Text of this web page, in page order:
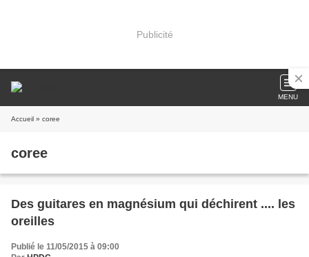
Publicité
MENU
Accueil » coree
coree
Des guitares en magnésium qui déchirent .... les
oreilles
Publié le 11/05/2015 à 09:00